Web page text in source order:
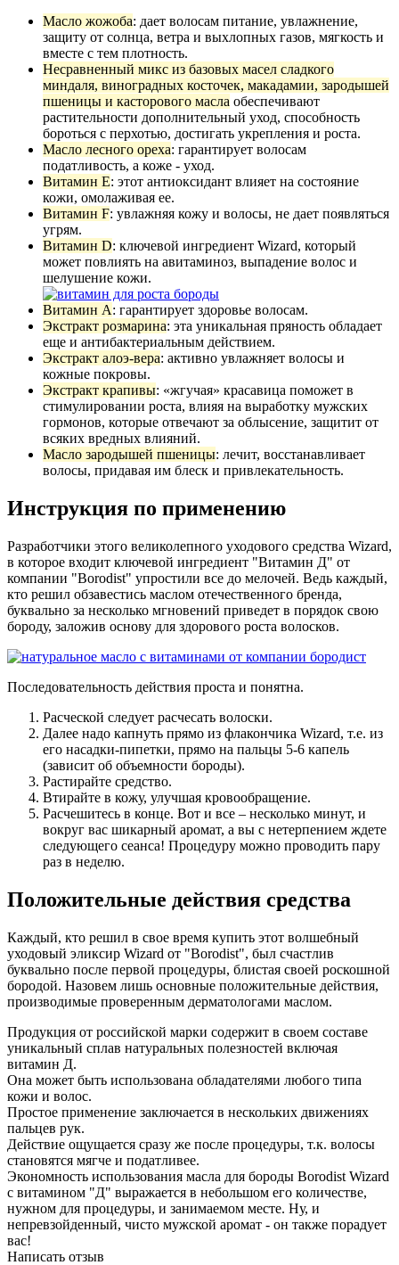
Масло жожоба: дает волосам питание, увлажнение,
защиту от солнца, ветра и выхлопных газов, мягкость и
вместе с тем плотность.
Несравненный микс из базовых масел сладкого
миндаля, виноградных косточек, макадамии, зародышей
пшеницы и касторового масла обеспечивают
растительности дополнительный уход, способность
бороться с перхотью, достигать укрепления и роста.
Масло лесного ореха: гарантирует волосам
податливость, а коже - уход.
Витамин E: этот антиоксидант влияет на состояние
кожи, омолаживая ее.
Витамин F: увлажняя кожу и волосы, не дает появляться
угрям.
Витамин D: ключевой ингредиент Wizard, который
может повлиять на авитаминоз, выпадение волос и
шелушение кожи.
Витамин A: гарантирует здоровье волосам.
Экстракт розмарина: эта уникальная пряность обладает
еще и антибактериальным действием.
Экстракт алоэ-вера: активно увлажняет волосы и
кожные покровы.
Экстракт крапивы: «жгучая» красавица поможет в
стимулировании роста, влияя на выработку мужских
гормонов, которые отвечают за облысение, защитит от
всяких вредных влияний.
Масло зародышей пшеницы: лечит, восстанавливает
волосы, придавая им блеск и привлекательность.
Инструкция по применению
Разработчики этого великолепного уходового средства Wizard,
в которое входит ключевой ингредиент "Витамин Д" от
компании "Borodist" упростили все до мелочей. Ведь каждый,
кто решил обзавестись маслом отечественного бренда,
буквально за несколько мгновений приведет в порядок свою
бороду, заложив основу для здорового роста волосков.
Последовательность действия проста и понятна.
Расческой следует расчесать волоски.
Далее надо капнуть прямо из флакончика Wizard, т.е. из
его насадки-пипетки, прямо на пальцы 5-6 капель
(зависит об объемности бороды).
Растирайте средство.
Втирайте в кожу, улучшая кровообращение.
Расчешитесь в конце. Вот и все – несколько минут, и
вокруг вас шикарный аромат, а вы с нетерпением ждете
следующего сеанса! Процедуру можно проводить пару
раз в неделю.
Положительные действия средства
Каждый, кто решил в свое время купить этот волшебный
уходовый эликсир Wizard от "Borodist", был счастлив
буквально после первой процедуры, блистая своей роскошной
бородой. Назовем лишь основные положительные действия,
производимые проверенным дерматологами маслом.
Продукция от российской марки содержит в своем составе
уникальный сплав натуральных полезностей включая
витамин Д.
Она может быть использована обладателями любого типа
кожи и волос.
Простое применение заключается в нескольких движениях
пальцев рук.
Действие ощущается сразу же после процедуры, т.к. волосы
становятся мягче и податливее.
Экономность использования масла для бороды Borodist Wizard
с витамином "Д" выражается в небольшом его количестве,
нужном для процедуры, и занимаемом месте. Ну, и
непревзойденный, чисто мужской аромат - он также порадует
вас!
Написать отзыв